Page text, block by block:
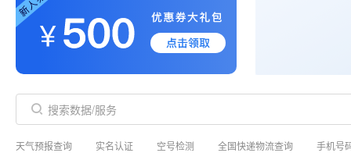
天气预报查询 实名认证 空号检测 全国快递物流查询 手机号